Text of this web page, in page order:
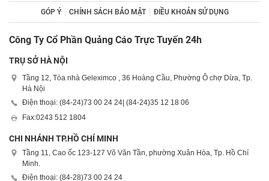
GÓP Ý CHÍNH SÁCH BẢO MẬT ĐIỀU KHOẢN SỬ DỤNG
Công Ty Cổ Phần Quảng Cáo Trực Tuyến 24h
TRỤ SỞ HÀ NỘI
Tầng 12, Tòa nhà Geleximco , 36 Hoàng Cầu, Phường Ô chợ Dừa, Tp.
Hà Nội
Điện thoại: (84-24)73 00 24 24 | (84-24)35 12 18 06
Fax:0243 512 1804
CHI NHÁNH TP.HỒ CHÍ MINH
Tầng 11, Cao ốc 123-127 Võ Văn Tần, phường Xuân Hòa, Tp. Hồ Chí
Minh.
Điện thoại: (84-28)73 00 24 24